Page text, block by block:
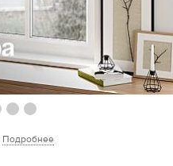
Подробнее